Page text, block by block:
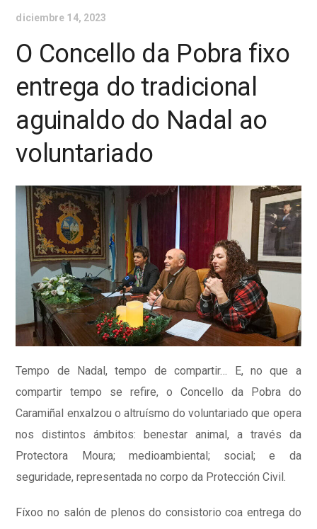
diciembre 14, 2023
O Concello da Pobra fixo
entrega do tradicional
aguinaldo do Nadal ao
voluntariado
Tempo de Nadal, tempo de compartir… E, no que a
compartir tempo se refire, o Concello da Pobra do
Caramiñal enxalzou o altruísmo do voluntariado que opera
nos distintos ámbitos: benestar animal, a través da
Protectora Moura; medioambiental; social; e da
seguridade, representada no corpo da Protección Civil.
Fíxoo no salón de plenos do consistorio coa entrega do